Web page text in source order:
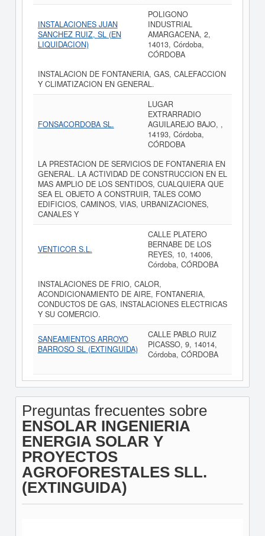
INSTALACIONES JUAN
SANCHEZ RUIZ, SL (EN
LIQUIDACION)
POLIGONO
INDUSTRIAL
AMARGACENA, 2,
14013, Córdoba,
CÓRDOBA
INSTALACION DE FONTANERIA, GAS, CALEFACCION
Y CLIMATIZACION EN GENERAL.
FONSACORDOBA SL.
LUGAR
EXTRARRADIO
AGUILAREJO BAJO, ,
14193, Córdoba,
CÓRDOBA
LA PRESTACION DE SERVICIOS DE FONTANERIA EN
GENERAL. LA ACTIVIDAD DE CONSTRUCCION EN EL
MAS AMPLIO DE LOS SENTIDOS, CUALQUIERA QUE
SEA EL OBJETO A CONSTRUIR, TALES COMO
EDIFICIOS, CAMINOS, VIAS, URBANIZACIONES,
CANALES Y
VENTICOR S.L.
CALLE PLATERO
BERNABE DE LOS
REYES, 10, 14006,
Córdoba, CÓRDOBA
INSTALACIONES DE FRIO, CALOR,
ACONDICIONAMIENTO DE AIRE, FONTANERIA,
CONDUCTOS DE GAS, INSTALACIONES ELECTRICAS
Y SU COMERCIO.
SANEAMIENTOS ARROYO
BARROSO SL (EXTINGUIDA)
CALLE PABLO RUIZ
PICASSO, 9, 14014,
Córdoba, CÓRDOBA
Preguntas frecuentes sobre
ENSOLAR INGENIERIA
ENERGIA SOLAR Y
PROYECTOS
AGROFORESTALES SLL.
(EXTINGUIDA)